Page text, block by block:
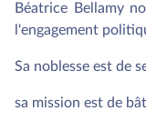
Béatrice Bellamy
l'engagement
Sa noblesse est de
sa mission est de